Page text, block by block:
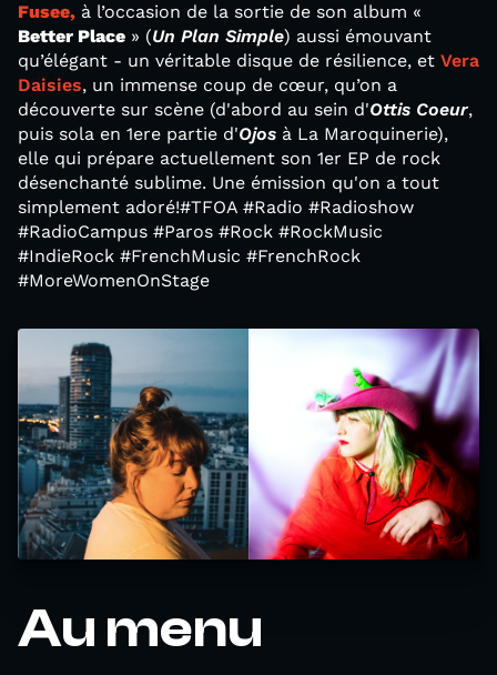
Fusee, à l’occasion de la sortie de son album «
Better Place » (Un Plan Simple) aussi émouvant
qu’élégant - un véritable disque de résilience, et Vera
Daisies, un immense coup de cœur, qu’on a
découverte sur scène (d'abord au sein d'Ottis Coeur,
puis sola en 1ere partie d'Ojos à La Maroquinerie),
elle qui prépare actuellement son 1er EP de rock
désenchanté sublime. Une émission qu'on a tout
simplement adoré!#TFOA #Radio #Radioshow
#RadioCampus #Paros #Rock #RockMusic
#IndieRock #FrenchMusic #FrenchRock
#MoreWomenOnStage
Au menu